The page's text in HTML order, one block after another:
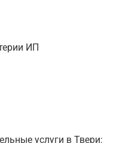
ИП
услуги в Твери: